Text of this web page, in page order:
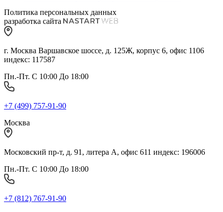
Политика персональных данных
разработка сайта
г. Москва Варшавское шоссе, д. 125Ж, корпус 6, офис 1106
индекс: 117587
Пн.-Пт. С 10:00 До 18:00
+7 (499) 757-91-90
Москва
Московский пр-т, д. 91, литера А, офис 611 индекс: 196006
Пн.-Пт. С 10:00 До 18:00
+7 (812) 767-91-90